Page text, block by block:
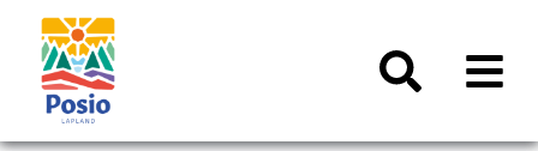
Siirry sisältöön
Kaupungin
logo
AVAA